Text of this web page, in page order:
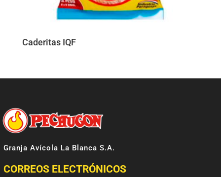
Caderitas IQF
Granja Avícola La Blanca S.A.
CORREOS ELECTRÓNICOS